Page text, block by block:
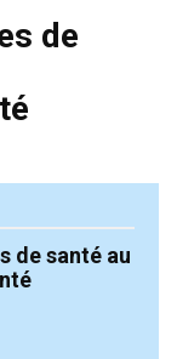
de
de santé au